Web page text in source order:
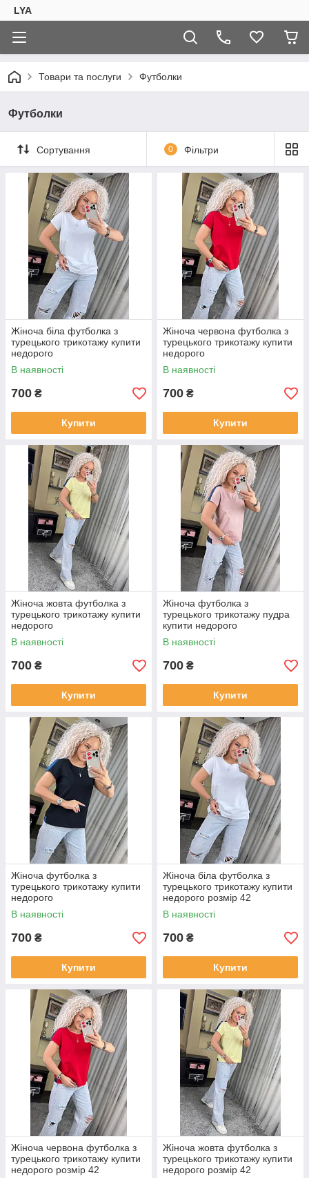
LYA
Товари та послуги Футболки
Футболки
Сортування 0 Фільтри
Жіноча біла футболка з
турецького трикотажу купити
недорого
В наявності
700 ₴
Купити
Жіноча червона футболка з
турецького трикотажу купити
недорого
В наявності
700 ₴
Купити
Жіноча жовта футболка з
турецького трикотажу купити
недорого
В наявності
700 ₴
Купити
Жіноча футболка з
турецького трикотажу пудра
купити недорого
В наявності
700 ₴
Купити
Жіноча футболка з
турецького трикотажу купити
недорого
В наявності
700 ₴
Купити
Жіноча біла футболка з
турецького трикотажу купити
недорого розмір 42
В наявності
700 ₴
Купити
Жіноча червона футболка з
турецького трикотажу купити
недорого розмір 42
Жіноча жовта футболка з
турецького трикотажу купити
недорого розмір 42